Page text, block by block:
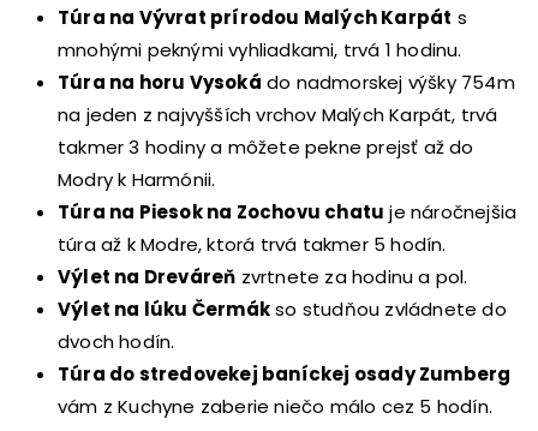
Túra na Vývrat prírodou Malých Karpát s
mnohými peknými vyhliadkami, trvá 1 hodinu.
Túra na horu Vysoká do nadmorskej výšky 754m
na jeden z najvyšších vrchov Malých Karpát, trvá
takmer 3 hodiny a môžete pekne prejsť až do
Modry k Harmónii.
Túra na Piesok na Zochovu chatu je náročnejšia
túra až k Modre, ktorá trvá takmer 5 hodín.
Výlet na Dreváreň zvrtnete za hodinu a pol.
Výlet na lúku Čermákso studňou zvládnete do
dvoch hodín.
Túra do stredovekej baníckej osady Zumberg
vám z Kuchyne zaberie niečo málo cez 5 hodín.